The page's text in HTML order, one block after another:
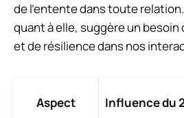
de l’entente dans toute
quant à elle, suggère un besoin
et de résilience dans nos
Aspect Influence du